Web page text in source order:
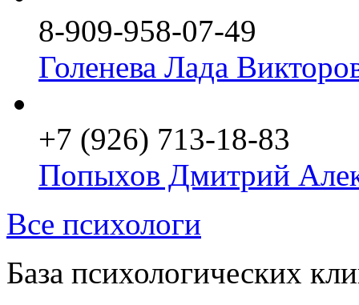
8-909-958-07-49
Голенева Лада
+7 (926) 713-18-83
Попыхов Дмитрий
Все психологи
База психологических